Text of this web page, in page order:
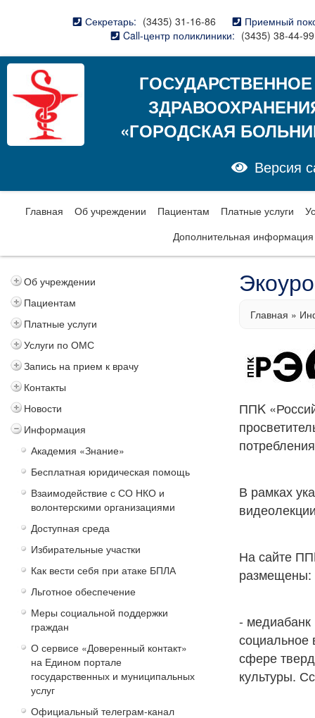
Секретарь: (3435) 31-16-86
Приемный
Call-центр поликлиники: (3435) 38-44-99
«ГОРОДСКАЯ
Версия
Главная Об учреждении Пациентам Платные услуги
Дополнительная информация
Об учреждении
Пациентам
Платные услуги
Услуги по ОМС
Запись на прием к врачу
Контакты
Новости
Информация
Академия «Знание»
Бесплатная юридическая помощь
Взаимодействие с СО НКО и
волонтерскими организациями
Доступная среда
Избирательные участки
Как вести себя при атаке БПЛА
Льготное обеспечение
Меры социальной поддержки
граждан
О сервисе «Доверенный контакт»
на Едином портале
государственных и муниципальных
услуг
Официальный телеграм-канал
Главная »
ППK
В рамках
На сайте
размещены:
-
социальное
сфере
культуры.